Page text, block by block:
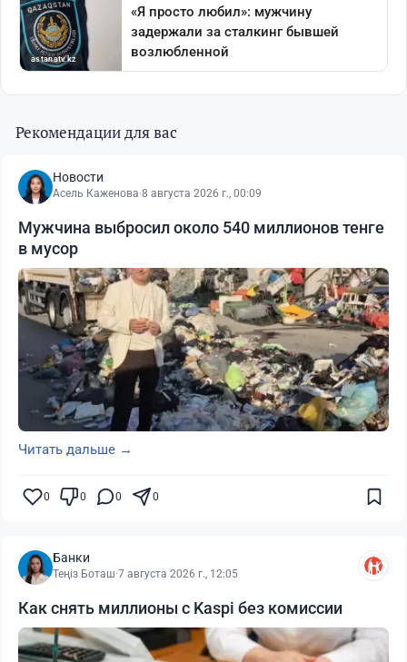
Рекомендации для вас
Новости
Асель Каженова·8 августа 2026 г., 00:09
Мужчина выбросил около 540 миллионов тенге
в мусор
Читать дальше →
0 0 0 0
Банки
Теңіз Боташ·7 августа 2026 г., 12:05
Как снять миллионы с Kaspi без комиссии